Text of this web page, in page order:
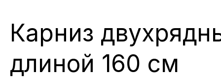
Карниз
длиной 160 см